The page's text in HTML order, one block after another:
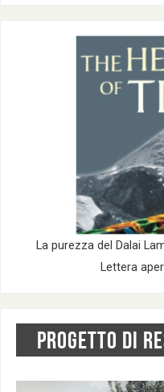
La purezza del Dalai
Lettera
PROGETTO DI